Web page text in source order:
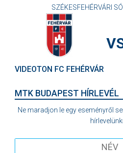
SZÉKESFEHÉRVÁRI
VIDEOTON FC FEHÉRVÁR
MTK BUDAPEST HÍRLEVÉL
Ne maradjon le egy eseményről